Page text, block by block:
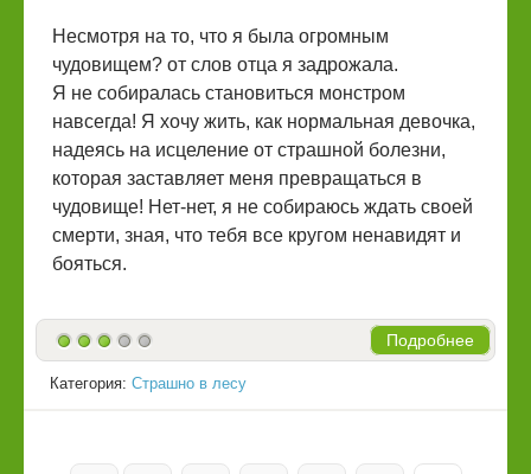
Несмотря на то, что я была огромным
чудовищем? от слов отца я задрожала.
Я не собиралась становиться монстром
навсегда! Я хочу жить, как нормальная девочка,
надеясь на исцеление от страшной болезни,
которая заставляет меня превращаться в
чудовище! Нет-нет, я не собираюсь ждать своей
смерти, зная, что тебя все кругом ненавидят и
бояться.
Подробнее
Категория: Страшно в лесу